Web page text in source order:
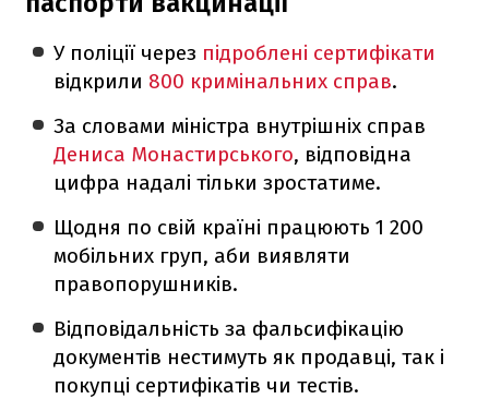
У поліції через підроблені сертифікати
відкрили 800 кримінальних справ.
За словами міністра внутрішніх справ
Дениса Монастирського, відповідна
цифра надалі тільки зростатиме.
Щодня по свій країні працюють 1 200
мобільних груп, аби виявляти
правопорушників.
Відповідальність за фальсифікацію
документів нестимуть як продавці, так і
покупці сертифікатів чи тестів.